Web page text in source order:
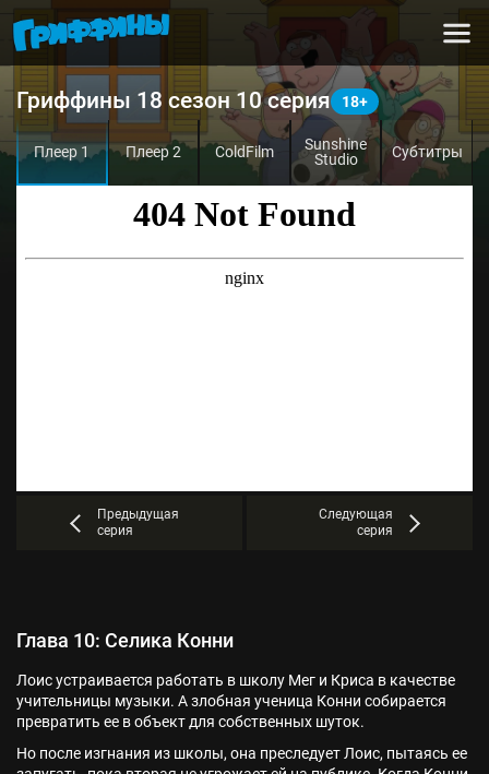
Гриффины 18 сезон 10 серия
Плеер 1 Плеер 2 ColdFilm
Sunshine
Studio
Субтитры
Предыдущая
серия
Следующая
серия
Глава 10: Селика Конни
Лоис устраивается работать в школу Мег и Криса в качестве
учительницы музыки. А злобная ученица Конни собирается
превратить ее в объект для собственных шуток.
Но после изгнания из школы, она преследует Лоис, пытаясь ее